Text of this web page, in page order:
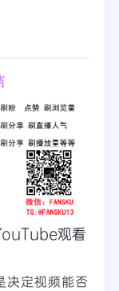
观看
决定视频能否